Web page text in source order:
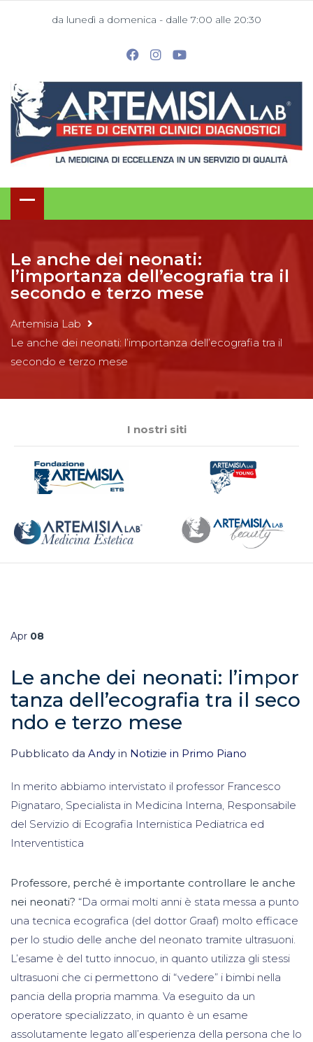
da lunedì a domenica - dalle 7:00 alle 20:30
Le anche dei neonati:
l’importanza dell’ecografia tra il
secondo e terzo mese
Artemisia Lab
Le anche dei neonati: l’importanza dell’ecografia tra il
secondo e terzo mese
I nostri siti
Apr 08
Le anche dei neonati: l’impor
tanza dell’ecografia tra il seco
ndo e terzo mese
Pubblicato da Andy in Notizie in Primo Piano
In merito abbiamo intervistato il professor Francesco
Pignataro, Specialista in Medicina Interna, Responsabile
del Servizio di Ecografia Internistica Pediatrica ed
Interventistica
Professore, perché è importante controllare le anche
nei neonati? “Da ormai molti anni è stata messa a punto
una tecnica ecografica (del dottor Graaf) molto efficace
per lo studio delle anche del neonato tramite ultrasuoni.
L’esame è del tutto innocuo, in quanto utilizza gli stessi
ultrasuoni che ci permettono di “vedere” i bimbi nella
pancia della propria mamma. Va eseguito da un
operatore specializzato, in quanto è un esame
assolutamente legato all’esperienza della persona che lo